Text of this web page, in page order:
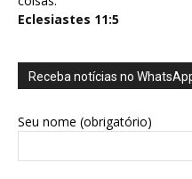
Eclesiastes 11:5
Receba notícias no
Seu nome (obrigatório)